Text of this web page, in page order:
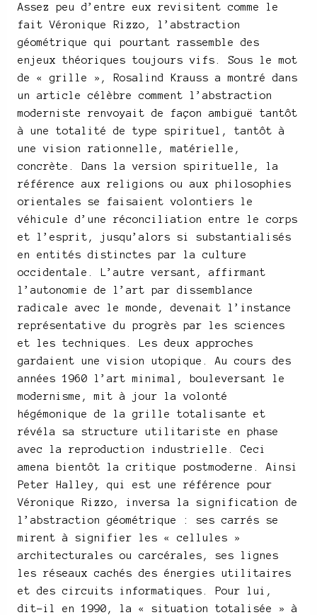
Assez peu d’entre eux revisitent comme le
fait Véronique Rizzo, l’abstraction
géométrique qui pourtant rassemble des
enjeux théoriques toujours vifs. Sous le mot
de « grille », Rosalind Krauss a montré dans
un article célèbre comment l’abstraction
moderniste renvoyait de façon ambiguë tantôt
à une totalité de type spirituel, tantôt à
une vision rationnelle, matérielle,
concrète. Dans la version spirituelle, la
référence aux religions ou aux philosophies
orientales se faisaient volontiers le
véhicule d’une réconciliation entre le corps
et l’esprit, jusqu’alors si substantialisés
en entités distinctes par la culture
occidentale. L’autre versant, affirmant
l’autonomie de l’art par dissemblance
radicale avec le monde, devenait l’instance
représentative du progrès par les sciences
et les techniques. Les deux approches
gardaient une vision utopique. Au cours des
années 1960 l’art minimal, bouleversant le
modernisme, mit à jour la volonté
hégémonique de la grille totalisante et
révéla sa structure utilitariste en phase
avec la reproduction industrielle. Ceci
amena bientôt la critique postmoderne. Ainsi
Peter Halley, qui est une référence pour
Véronique Rizzo, inversa la signification de
l’abstraction géométrique : ses carrés se
mirent à signifier les « cellules »
architecturales ou carcérales, ses lignes
les réseaux cachés des énergies utilitaires
et des circuits informatiques. Pour lui,
dit-il en 1990, la « situation totalisée » à